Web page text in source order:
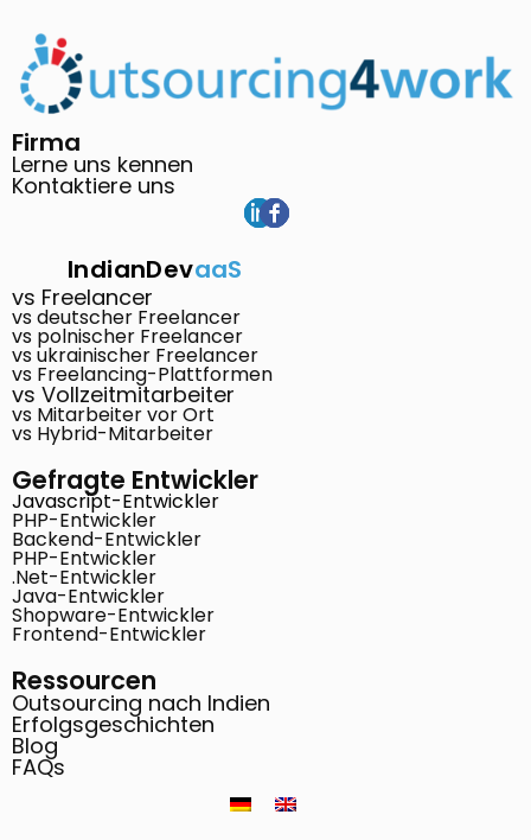
Firma
Lerne uns kennen
Kontaktiere uns
IndianDevaaS
vs Freelancer
vs deutscher Freelancer
vs polnischer Freelancer
vs ukrainischer Freelancer
vs Freelancing-Plattformen
vs Vollzeitmitarbeiter
vs Mitarbeiter vor Ort
vs Hybrid-Mitarbeiter
Gefragte Entwickler
Javascript-Entwickler
PHP-Entwickler
Backend-Entwickler
PHP-Entwickler
.Net-Entwickler
Java-Entwickler
Shopware-Entwickler
Frontend-Entwickler
Ressourcen
Outsourcing nach Indien
Erfolgsgeschichten
Blog
FAQs